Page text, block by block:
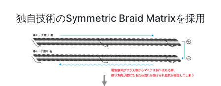
独自技術のSymmetric Braid Matrixを採用